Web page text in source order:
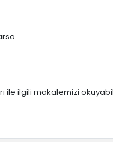
ile ilgili makalemizi